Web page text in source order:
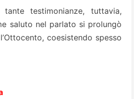
tante testimonianze, tuttavia,
saluto nel parlato si prolungò
coesistendo spesso